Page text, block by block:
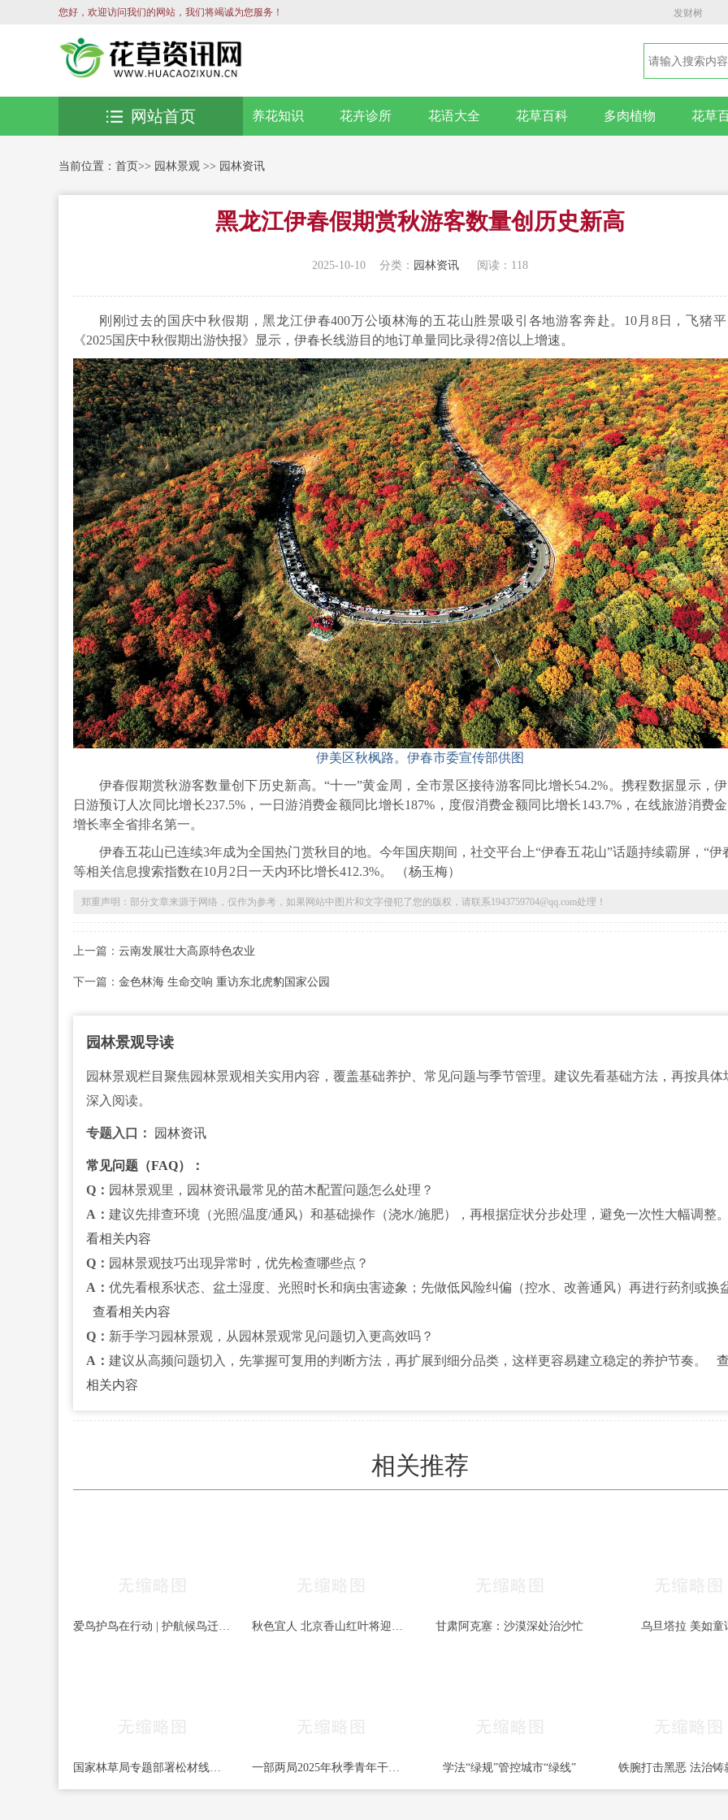
您好，欢迎访问我们的网站，我们将竭诚为您服务！ 发财树
养花知识 花卉诊所 花语大全 花草百科 多肉植物 花草
网站首页
当前位置： 首页>> 园林景观 >> 园林资讯
黑龙江伊春假期赏秋游客数量创历史新高
2025-10-10 分类： 园林资讯 阅读：118
刚刚过去的国庆中秋假期，黑龙江伊春400万公顷林海的五花山胜景吸引各地游客奔赴。10月8日，飞猪
《2025国庆中秋假期出游快报》显示，伊春长线游目的地订单量同比录得2倍以上增速。
伊美区秋枫路。 伊春市委宣传部供图
伊春假期赏秋游客数量创下历史新高。“十一”黄金周，全市景区接待游客同比增长54.2%。携程数据显示，
日游预订人次同比增长237.5%，一日游消费金额同比增长187%，度假消费金额同比增长143.7%，在线旅游消费
增长率全省排名第一。
伊春五花山已连续3年成为全国热门赏秋目的地。今年国庆期间，社交平台上“伊春五花山”话题持续霸屏，“伊
等相关信息搜索指数在10月2日一天内环比增长412.3%。 （杨玉梅）
郑重声明：部分文章来源于网络，仅作为参考，如果网站中图片和文字侵犯了您的版权，请联系1943759704@qq.com处理！
上一篇： 云南发展壮大高原特色农业
下一篇： 金色林海 生命交响 重访东北虎豹国家公园
园林景观导读
园林景观栏目聚焦园林景观相关实用内容，覆盖基础养护、常见问题与季节管理。建议先看基础方法，再按具体
深入阅读。
专题入口： 园林资讯
常见问题（FAQ）：
Q： 园林景观里，园林资讯最常见的苗木配置问题怎么处理？
A： 建议先排查环境（光照/温度/通风）和基础操作（浇水/施肥），再根据症状分步处理，避免一次性大幅调整。
看相关内容
Q： 园林景观技巧出现异常时，优先检查哪些点？
A： 优先看根系状态、盆土湿度、光照时长和病虫害迹象；先做低风险纠偏（控水、改善通风）再进行药剂或换
查看相关内容
Q： 新手学习园林景观，从园林景观常见问题切入更高效吗？
A： 建议从高频问题切入，先掌握可复用的判断方法，再扩展到细分品类，这样更容易建立稳定的养护节奏。
相关内容
相关推荐
爱鸟护鸟在行动 | 护航候鸟迁徙，守护鸟类家园！哈尔滨青少年在行动…… 甘肃阿克塞：沙漠深处治沙忙 乌旦塔拉 美如童
国家林草局专题部署松材线虫病等疫情防控工作 一部两局2025年秋季青年干部培训班和处级干部进修班开班 学法“绿规”管控城市“绿线” 铁腕打击黑恶 法治铸